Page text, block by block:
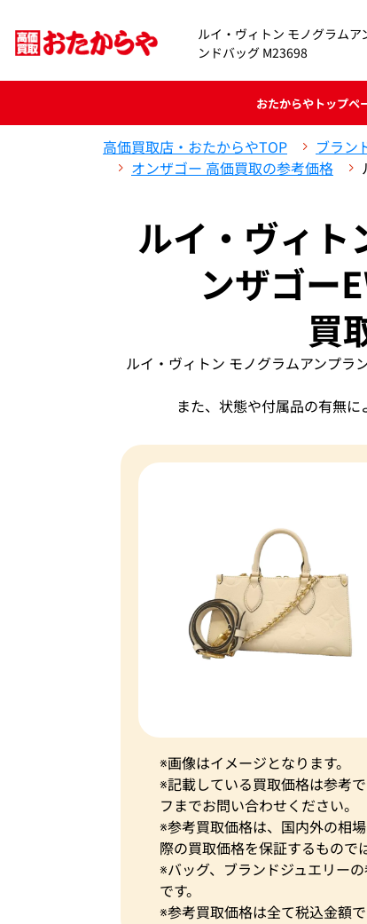
ルイ・ヴィトン モノグラムア
ンドバッグ M23698
おたからやトップペ
高価買取店・おたからやTOP ブラン
オンザゴー 高価買取の参考価格
ルイ・ヴィト
ンザゴー
買
ルイ・ヴィトン モノグラムアンプラ
また、状態や付属品の有無
※画像はイメージとなります。
※記載している買取価格は参考
フまでお問い合わせください。
※参考買取価格は、国内外の相
際の買取価格を保証するもので
※バッグ、ブランドジュエリー
です。
※参考買取価格は全て税込金額で